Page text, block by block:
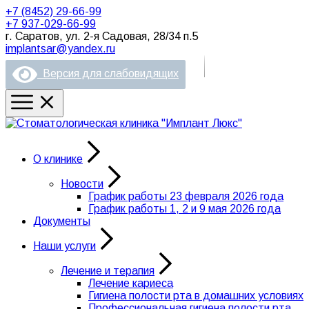
+7 (8452) 29-66-99
+7 937-029-66-99
г. Саратов, ул. 2-я Садовая, 28/34 п.5
implantsar@yandex.ru
Версия для слабовидящих
О клинике
Новости
График работы 23 февраля 2026 года
График работы 1, 2 и 9 мая 2026 года
Документы
Наши услуги
Лечение и терапия
Лечение кариеса
Гигиена полости рта в домашних условиях